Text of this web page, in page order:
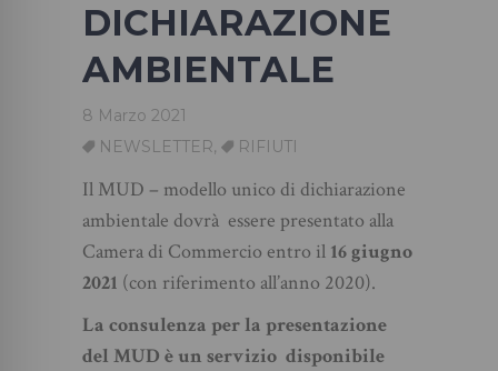
DICHIARAZIONE
AMBIENTALE
8 Marzo 2021
NEWSLETTER, RIFIUTI
Il MUD – modello unico di dichiarazione
ambientale dovrà essere presentato alla
Camera di Commercio entro il 16 giugno
2021 (con riferimento all’anno 2020).
La consulenza per la presentazione
del MUD è un servizio disponibile